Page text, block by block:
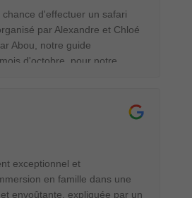
d'effectuer un safari
par Alexandre et Chloé
Abou, notre guide
d'octobre, pour notre
notre premier"grand
mari et il a été organisé à la
agence. Du premier contact
été accompagnés tout le
et c'est un vrai plus. Grace
exceptionnel et
en famille dans une
envoûtante, expliquée par un